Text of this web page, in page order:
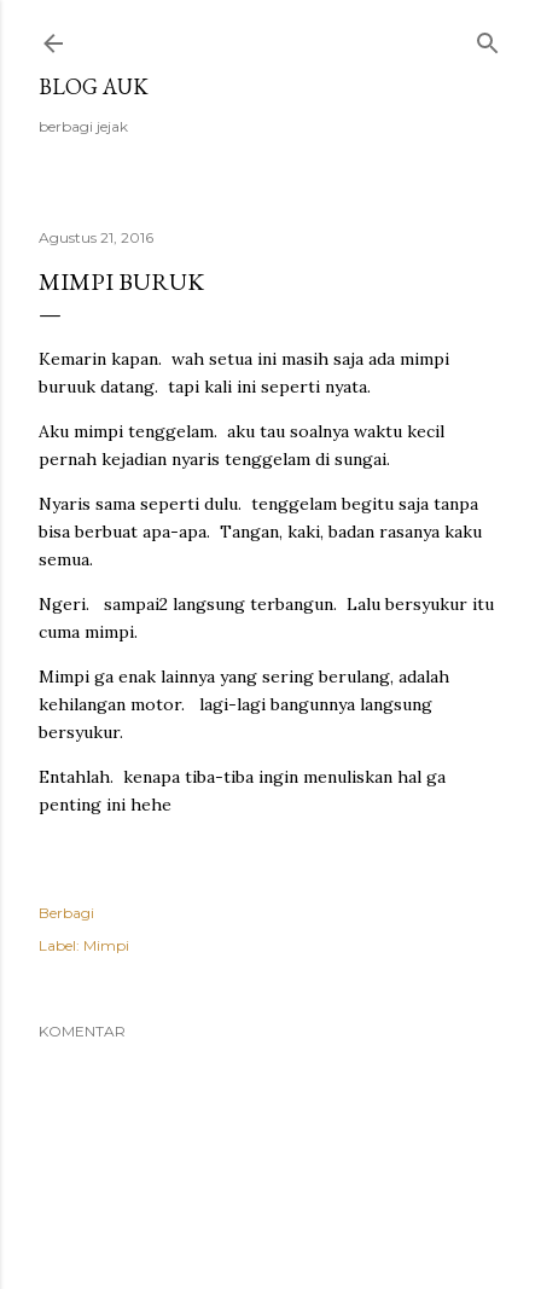
BLOG AUK
berbagi jejak
Agustus 21, 2016
MIMPI BURUK
Kemarin kapan. wah setua ini masih saja ada mimpi
buruuk datang. tapi kali ini seperti nyata.
Aku mimpi tenggelam. aku tau soalnya waktu kecil
pernah kejadian nyaris tenggelam di sungai.
Nyaris sama seperti dulu. tenggelam begitu saja tanpa
bisa berbuat apa-apa. Tangan, kaki, badan rasanya kaku
semua.
Ngeri. sampai2 langsung terbangun. Lalu bersyukur itu
cuma mimpi.
Mimpi ga enak lainnya yang sering berulang, adalah
kehilangan motor. lagi-lagi bangunnya langsung
bersyukur.
Entahlah. kenapa tiba-tiba ingin menuliskan hal ga
penting ini hehe
Berbagi
Label: Mimpi
KOMENTAR